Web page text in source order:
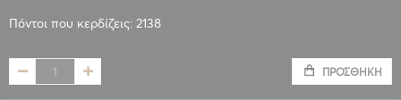
Πόντοι που κερδίζεις: 2138
ΠΡΟΣΘΉΚΗ